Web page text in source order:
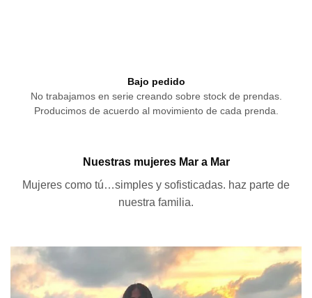
Bajo pedido
No trabajamos en serie creando sobre stock de prendas.
Producimos de acuerdo al movimiento de cada prenda.
Nuestras mujeres Mar a Mar
Mujeres como tú…simples y sofisticadas. haz parte de
nuestra familia.